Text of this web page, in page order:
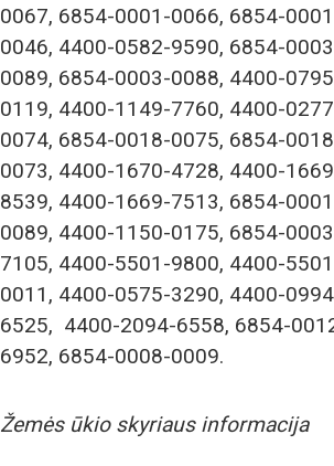
0067, 6854-0001-0066, 6854-
0046, 4400-0582-9590, 6854-
0089, 6854-0003-0088, 4400-
0119, 4400-1149-7760, 4400-
0074, 6854-0018-0075, 6854-
0073, 4400-1670-4728, 4400-
8539, 4400-1669-7513, 6854-
0089, 4400-1150-0175, 6854-
7105, 4400-5501-9800, 4400-
0011, 4400-0575-3290, 4400-
6525, 4400-2094-6558, 6854-
6952, 6854-0008-0009.
Žemės ūkio skyriaus informacija